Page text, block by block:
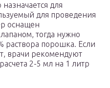
для
для проведения
оснащен
тогда нужно
раствора порошка. Если
врачи рекомендуют
2-5 мл на 1 литр